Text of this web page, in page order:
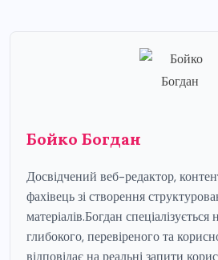
Бойко Богдан
Досвідчений веб-редактор,
фахівець зі створення
матеріалів.Богдан спеціалізується
глибокого, перевіреного та
відповідає на реальні запити